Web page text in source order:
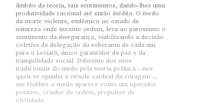
âmbito da teoria, tais sentimentos, dando-lhes uma
produtividade racional até então inédita. O medo
da morte violenta, endêmico ao estado de
natureza onde inexiste ordem, leva ao paroxismo o
sentimento da insegurança, viabilizando a decisão
coletiva da delegação da soberania de cada um
para o Leviatã, único garantidor da paz e da
tranquilidade social. Diferente dos usos
tradicionais do medo pela teoria política – nos
quais se opunha à virtude cardeal da coragem –,
em Hobbes o medo aparece como um operador
positivo, criador da ordem, propulsor de
civilidade.